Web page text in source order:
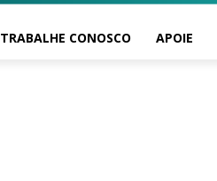
TRABALHE CONOSCO APOIE